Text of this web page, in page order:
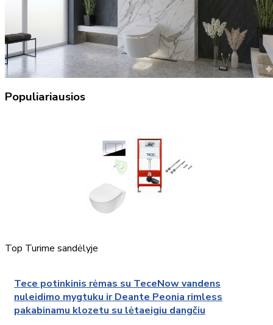
Populiariausios
Top Turime sandėlyje
Tece potinkinis rėmas su TeceNow vandens
nuleidimo mygtuku ir Deante Peonia rimless
pakabinamu klozetu su lėtaeigiu dangčiu